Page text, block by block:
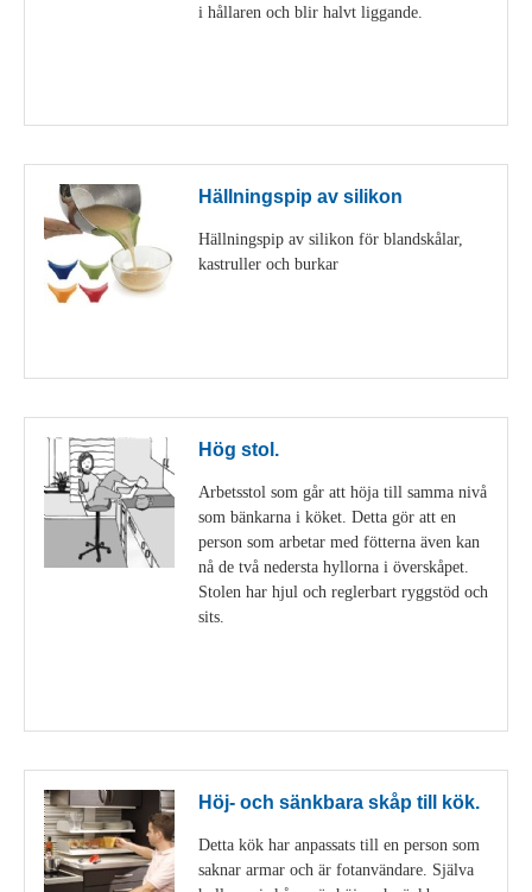
i hållaren och blir halvt liggande.
Hällningspip av silikon
Hällningspip av silikon för blandskålar,
kastruller och burkar
Hög stol.
Arbetsstol som går att höja till samma nivå
som bänkarna i köket. Detta gör att en
person som arbetar med fötterna även kan
nå de två nedersta hyllorna i överskåpet.
Stolen har hjul och reglerbart ryggstöd och
sits.
Höj- och sänkbara skåp till kök.
Detta kök har anpassats till en person som
saknar armar och är fotanvändare. Själva